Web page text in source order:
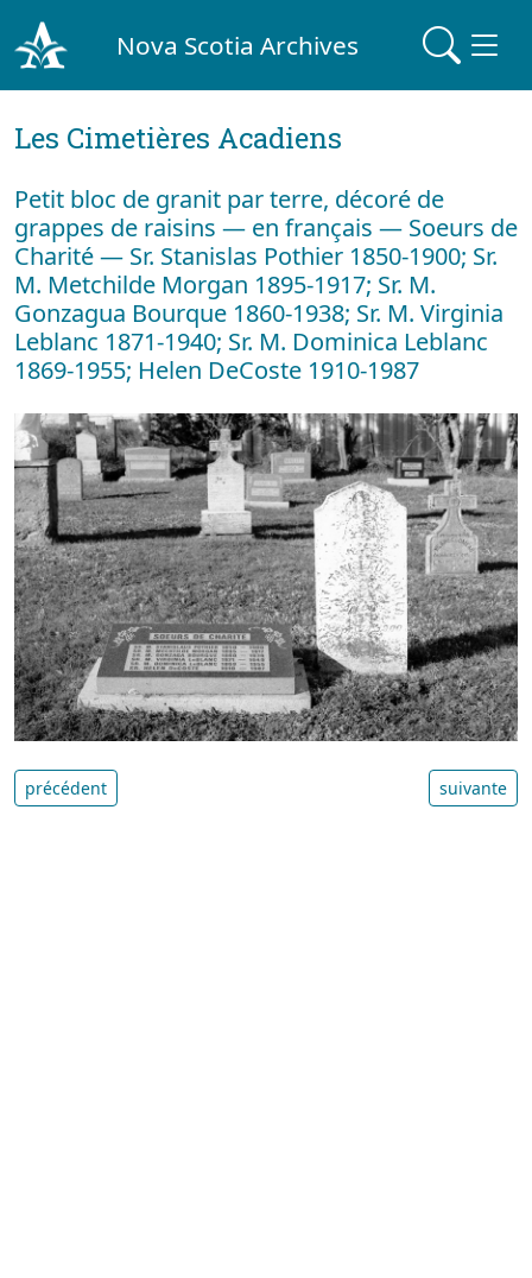
Nova Scotia Archives
Les Cimetières Acadiens
Petit bloc de granit par terre, décoré de
grappes de raisins — en français — Soeurs de
Charité — Sr. Stanislas Pothier 1850-1900; Sr.
M. Metchilde Morgan 1895-1917; Sr. M.
Gonzagua Bourque 1860-1938; Sr. M. Virginia
Leblanc 1871-1940; Sr. M. Dominica Leblanc
1869-1955; Helen DeCoste 1910-1987
précédent suivante